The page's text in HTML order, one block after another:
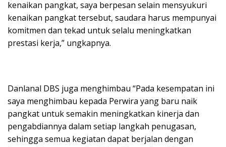
kenaikan pangkat, saya berpesan selain mensyukuri
kenaikan pangkat tersebut, saudara harus mempunyai
komitmen dan tekad untuk selalu meningkatkan
prestasi kerja,” ungkapnya.
Danlanal DBS juga menghimbau “Pada kesempatan ini
saya menghimbau kepada Perwira yang baru naik
pangkat untuk semakin meningkatkan kinerja dan
pengabdiannya dalam setiap langkah penugasan,
sehingga semua kegiatan dapat berjalan dengan